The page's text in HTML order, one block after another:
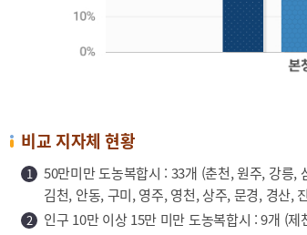
비교 지자체 현황
50만미만 도농복합시 : 33개 (춘천, 원주, 강릉,
김천, 안동, 구미, 영주, 영천, 상주, 문경, 경산,
인구 10만 이상 15만 미만 도농복합시 : 9개 (